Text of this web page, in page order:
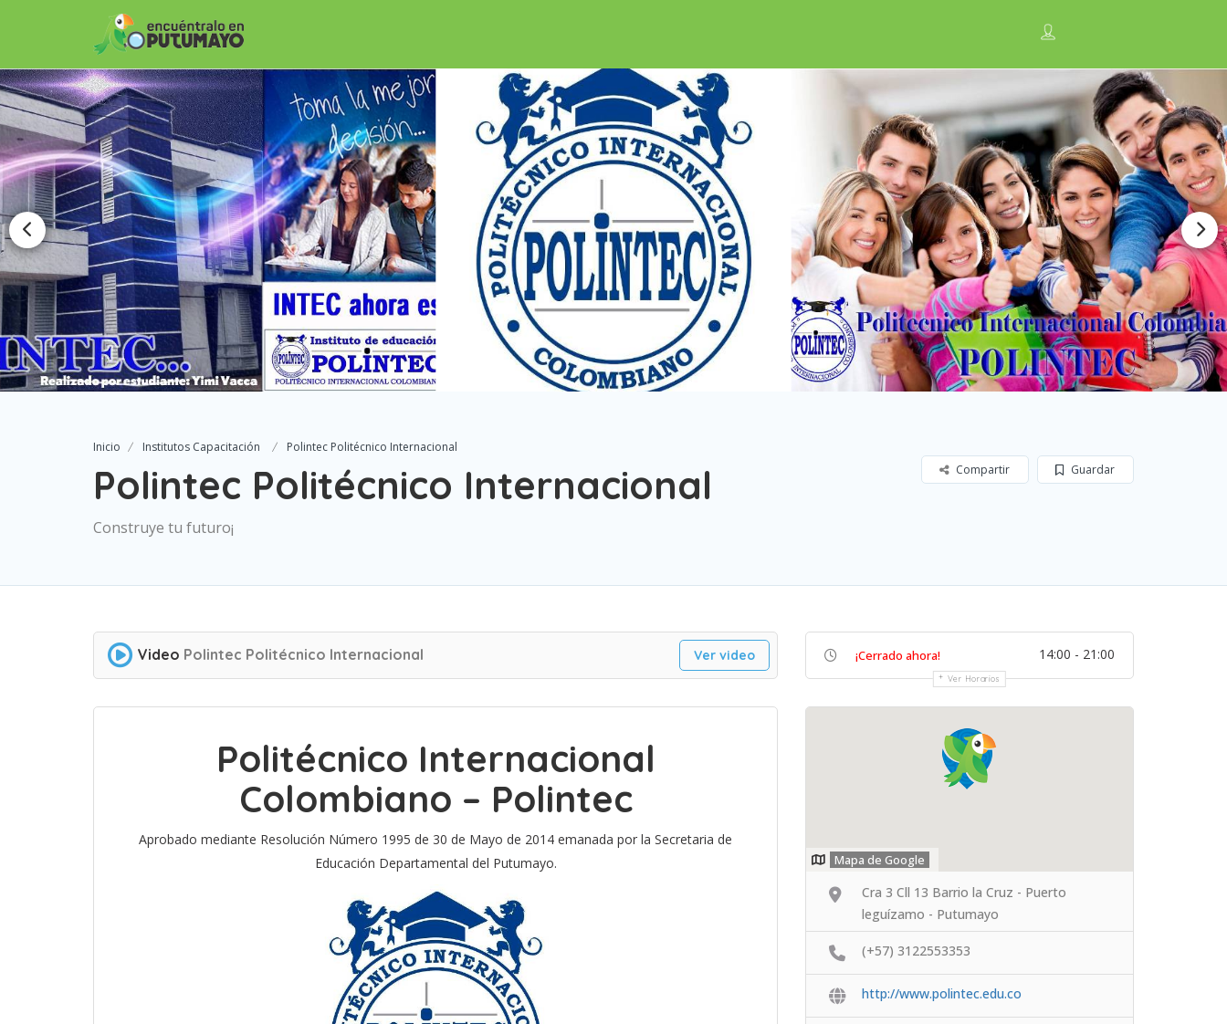
Inicio Institutos Capacitación Polintec Politécnico Internacional
Polintec Politécnico Internacional
Construye tu futuro¡
Guardar
Compartir
Video Polintec Politécnico Internacional Ver video
Politécnico Internacional
Colombiano – Polintec
Aprobado mediante Resolución Número 1995 de 30 de Mayo de 2014 emanada por la Secretaria de
Educación Departamental del Putumayo.
¡Cerrado ahora! 14:00 - 21:00
Ver Horarios
Mapa de Google
Cra 3 Cll 13 Barrio la Cruz - Puerto
leguízamo - Putumayo
(+57) 3122553353
http://www.polintec.edu.co